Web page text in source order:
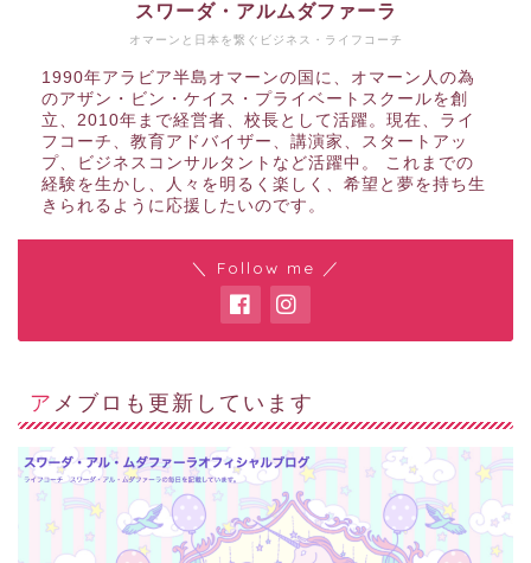
オマーンと日本を繋ぐビジネス・ライフコーチ
スワーダ・アルムダファーラ
1990年アラビア半島オマーンの国に、オマーン人の為
のアザン・ビン・ケイス・プライベートスクールを創
立、2010年まで経営者、校長として活躍。現在、ライ
フコーチ、教育アドバイザー、講演家、スタートアッ
プ、ビジネスコンサルタントなど活躍中。 これまでの
経験を生かし、人々を明るく楽しく、希望と夢を持ち生
きられるように応援したいのです。
＼ Follow me ／
アメブロも更新しています